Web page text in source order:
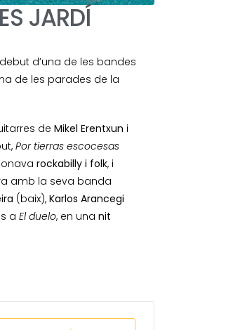
JARDÍ
d’una de les bandes
de les parades de la
de Mikel Erentxun i
Por tierras escocesas
rockabilly i folk, i
amb la seva banda
(baix), Karlos Arancegi
a El duelo, en una nit